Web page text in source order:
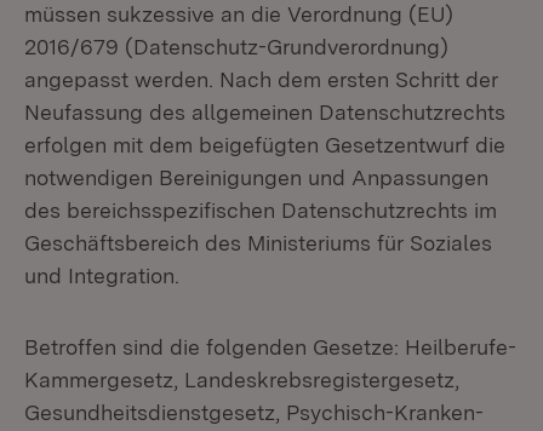
müssen sukzessive an die Verordnung (EU)
2016/679 (Datenschutz-Grundverordnung)
angepasst werden. Nach dem ersten Schritt der
Neufassung des allgemeinen Datenschutzrechts
erfolgen mit dem beigefügten Gesetzentwurf die
notwendigen Bereinigungen und Anpassungen
des bereichsspezifischen Datenschutzrechts im
Geschäftsbereich des Ministeriums für Soziales
und Integration.
Betroffen sind die folgenden Gesetze: Heilberufe-
Kammergesetz, Landeskrebsregistergesetz,
Gesundheitsdienstgesetz, Psychisch-Kranken-